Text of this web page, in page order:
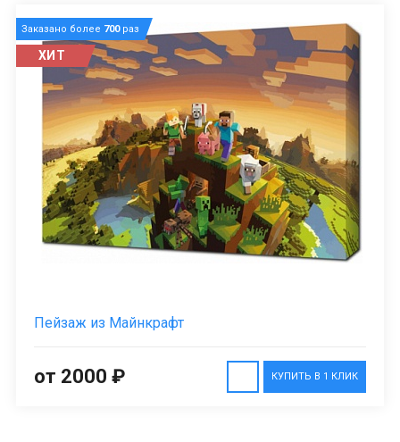
Заказано более 700раз
ХИТ
Пейзаж из Майнкрафт
КУПИТЬ В 1 КЛИК
от 2000 ₽